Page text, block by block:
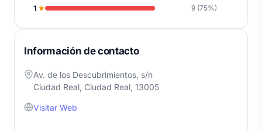
1 9 (75%)
Información de contacto
Av. de los Descubrimientos, s/n
Ciudad Real, Ciudad Real, 13005
Visitar Web